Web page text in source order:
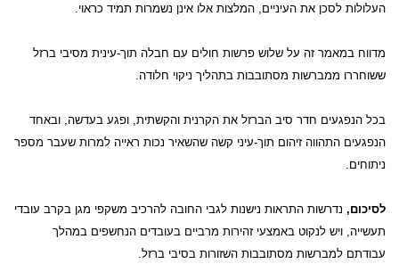
העלולות לסכן את העיניים, המלצות אלו אינן נשמרות תמיד כראוי.
מדווח במאמר זה על שלוש פרשות חולים עם חבלה תוך-עינית מסיבי ברזל
ששוחררו ממברשות מסתובבות בתהליך ניקוי חלודה.
בכל הנפגעים חדר סיב הברזל את הקרנית והקשתית, ופגע בעדשה, ובאחד
הנפגעים התהווה זיהום תוך-עיני קשה שהשאיר נכות ראייה למרות שעבר מספר
ניתוחים.
לסיכום, נדרשות התראות נישנות לגבי החובה להרכיב משקפי מגן בקרב עובדי
תעשייה, ויש לנקוט באמצעי זהירות מרביים בעובדים הנחשפים במהלך
עבודתם למברשות מסתובבות השזורות בסיבי ברזל.